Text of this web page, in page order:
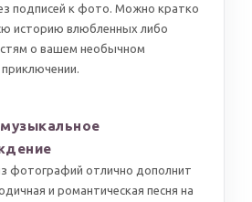
подписей к фото. Можно кратко
историю влюбленных либо
о вашем необычном
фотографий отлично дополнит
и романтическая песня на